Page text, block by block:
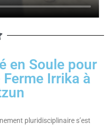
en Soule pour
Ferme Irrika à
pluridisciplinaire s’est